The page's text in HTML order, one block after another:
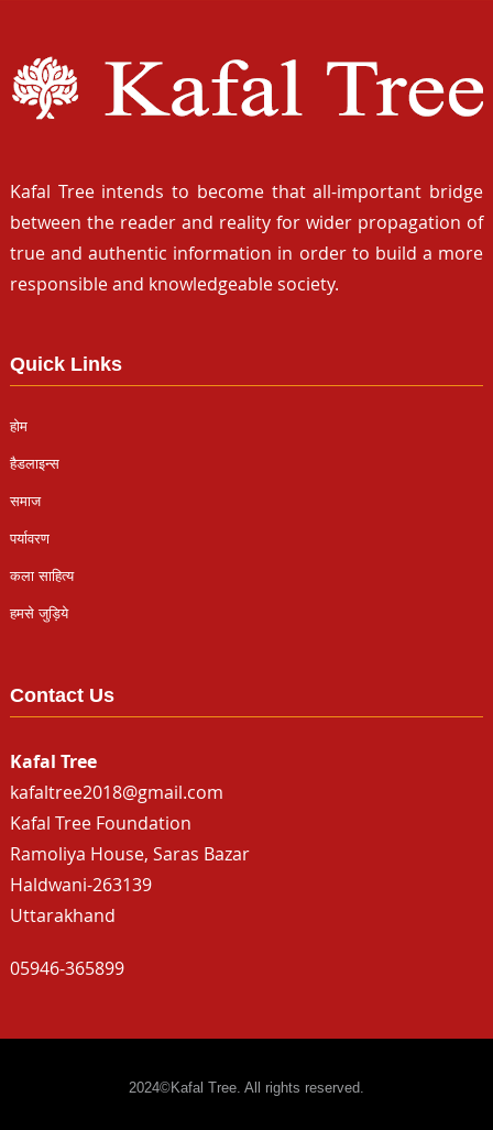
Kafal Tree intends to become that all-important bridge
between the reader and reality for wider propagation of
true and authentic information in order to build a more
responsible and knowledgeable society.
Quick Links
होम
हैडलाइन्स
समाज
पर्यावरण
कला साहित्य
हमसे जुड़िये
Contact Us
Kafal Tree
kafaltree2018@gmail.com
Kafal Tree Foundation
Ramoliya House, Saras Bazar
Haldwani-263139
Uttarakhand
05946-365899
2024©Kafal Tree. All rights reserved.